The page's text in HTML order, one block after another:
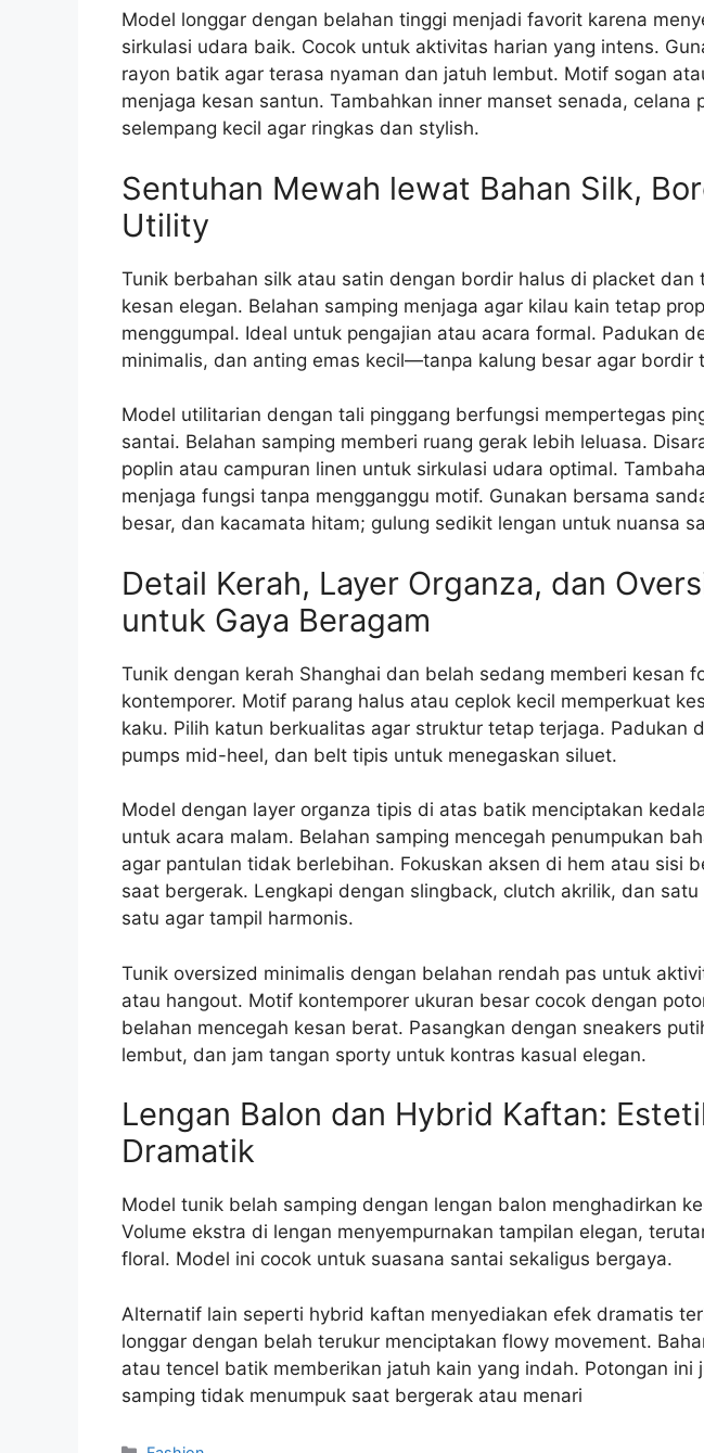
Model longgar dengan belahan tinggi menjadi favorit karena
sirkulasi udara baik. Cocok untuk aktivitas harian yang intens.
rayon batik agar terasa nyaman dan jatuh lembut. Motif sogan
menjaga kesan santun. Tambahkan inner manset senada, celana
selempang kecil agar ringkas dan stylish.
Sentuhan Mewah lewat Bahan Silk,
Utility
Tunik berbahan silk atau satin dengan bordir halus di placket dan
kesan elegan. Belahan samping menjaga agar kilau kain tetap
menggumpal. Ideal untuk pengajian atau acara formal. Padukan
minimalis, dan anting emas kecil—tanpa kalung besar agar bordir
Model utilitarian dengan tali pinggang berfungsi mempertegas
santai. Belahan samping memberi ruang gerak lebih leluasa.
poplin atau campuran linen untuk sirkulasi udara optimal.
menjaga fungsi tanpa mengganggu motif. Gunakan bersama
besar, dan kacamata hitam; gulung sedikit lengan untuk nuansa
Detail Kerah, Layer Organza, dan
untuk Gaya Beragam
Tunik dengan kerah Shanghai dan belah sedang memberi kesan
kontemporer. Motif parang halus atau ceplok kecil memperkuat
kaku. Pilih katun berkualitas agar struktur tetap terjaga. Padukan
pumps mid-heel, dan belt tipis untuk menegaskan siluet.
Model dengan layer organza tipis di atas batik menciptakan
untuk acara malam. Belahan samping mencegah penumpukan
agar pantulan tidak berlebihan. Fokuskan aksen di hem atau sisi
saat bergerak. Lengkapi dengan slingback, clutch akrilik, dan
satu agar tampil harmonis.
Tunik oversized minimalis dengan belahan rendah pas untuk
atau hangout. Motif kontemporer ukuran besar cocok dengan
belahan mencegah kesan berat. Pasangkan dengan sneakers
lembut, dan jam tangan sporty untuk kontras kasual elegan.
Lengan Balon dan Hybrid Kaftan:
Dramatik
Model tunik belah samping dengan lengan balon menghadirkan
Volume ekstra di lengan menyempurnakan tampilan elegan,
floral. Model ini cocok untuk suasana santai sekaligus bergaya.
Alternatif lain seperti hybrid kaftan menyediakan efek dramatis
longgar dengan belah terukur menciptakan flowy movement.
atau tencel batik memberikan jatuh kain yang indah. Potongan ini
samping tidak menumpuk saat bergerak atau menari